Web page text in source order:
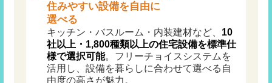
住みやすい設備を自由に
選べる
キッチン・バスルーム・内装建材など、 10
社以上・1,800種類以上の住宅設備を標準仕
様で選択可能。フリーチョイスシステムを
活用し、設備を暮らしに合わせて選べる自
由度の高さが魅力。